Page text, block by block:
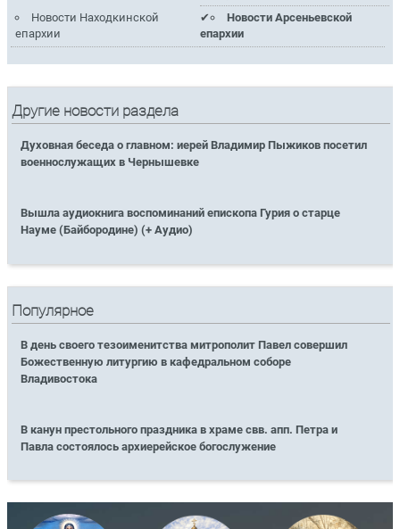
Новости Находкинской
епархии
Новости Арсеньевской
епархии
Другие новости раздела
Духовная беседа о главном: иерей Владимир Пыжиков посетил
военнослужащих в Чернышевке
Вышла аудиокнига воспоминаний епископа Гурия о старце
Науме (Байбородине) (+ Аудио)
Популярное
В день своего тезоименитства митрополит Павел совершил
Божественную литургию в кафедральном соборе
Владивостока
В канун престольного праздника в храме свв. апп. Петра и
Павла состоялось архиерейское богослужение